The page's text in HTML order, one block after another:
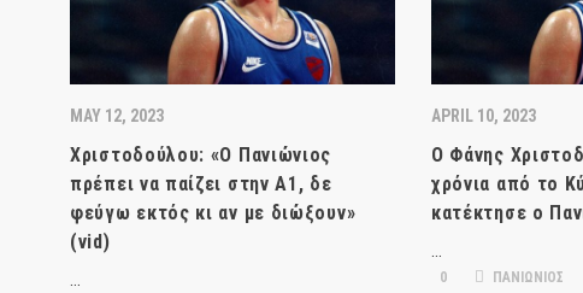
MAY 12, 2023
Χριστοδούλου: «Ο Πανιώνιος
πρέπει να παίζει στην Α1, δε
φεύγω εκτός κι αν με διώξουν»
(vid)
…
APRIL 10, 2023
Ο Φάνης
χρόνια από το
κατέκτησε ο
…
0 ΠΑΝΙΩΝΙΟΣ